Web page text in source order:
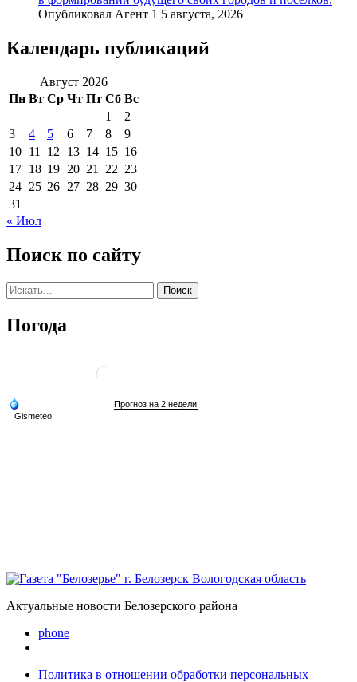
Опубликовал Агент 1 5 августа, 2026
Календарь публикаций
Август 2026
Пн Вт Ср Чт Пт Сб Вс
1
2
3
4 5 6 7 8
9
10 11 12 13 14 15 16
17 18 19 20 21 22 23
24 25 26 27 28 29 30
31
« Июл
Поиск по сайту
Погода
Актуальные новости Белозерского района
phone
Политика в отношении обработки персональных